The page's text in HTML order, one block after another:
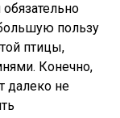
обязательно
пользу
птицы,
Конечно,
далеко не